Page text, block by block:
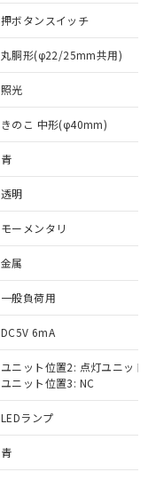
押ボタンスイッチ
丸胴形(φ22/25mm共用)
照光
きのこ 中形(φ40mm)
青
透明
モーメンタリ
金属
一般負荷用
DC5V 6mA
ユニット位置2: 点灯ユニット
ユニット位置3: NC
LEDランプ
青